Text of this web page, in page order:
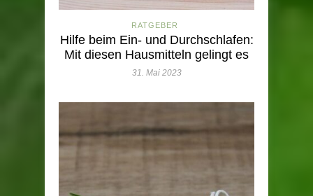
RATGEBER
Hilfe beim Ein- und Durchschlafen:
Mit diesen Hausmitteln gelingt es
31. Mai 2023